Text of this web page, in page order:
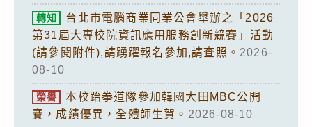
轉知
台北市電腦商業同業公會舉辦之「2026
第31屆大專校院資訊應用服務創新競賽」活動
(請參閱附件),請踴躍報名參加,請查照。 2026-
08-10
榮譽
本校跆拳道隊參加韓國大田MBC公開
賽，成績優異，全體師生賀。 2026-08-10